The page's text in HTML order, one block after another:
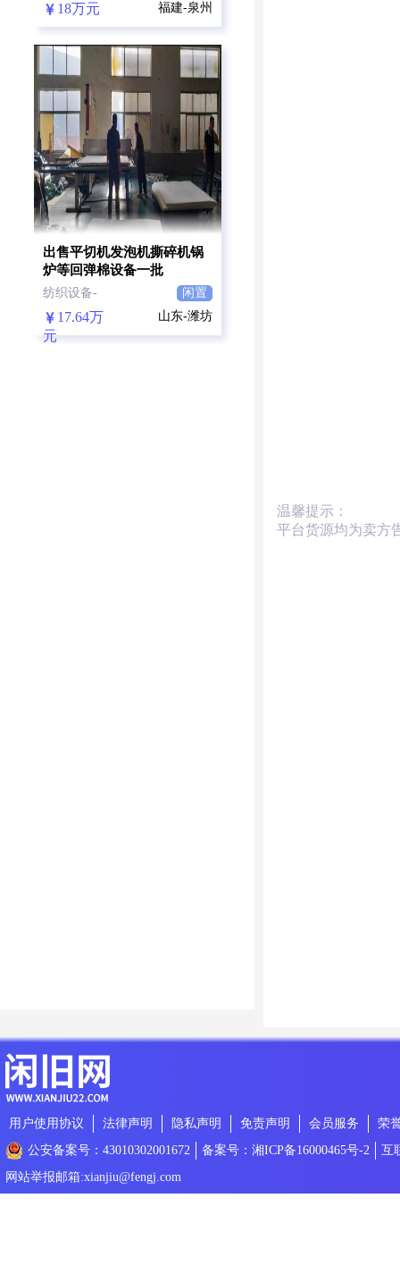
18万元 福建-泉州
出售平切机发泡机撕碎机锅
炉等回弹棉设备一批
纺织设备- 闲置
17.64万
元
山东-潍坊
温馨提示：
平台货源均为卖方
用户使用协议 法律声明 隐私声明 免责声明 会员服务
荣
公安备案号：43010302001672
备案号：湘ICP备16000465号-2
互
网站举报邮箱:xianjiu@fengj.com